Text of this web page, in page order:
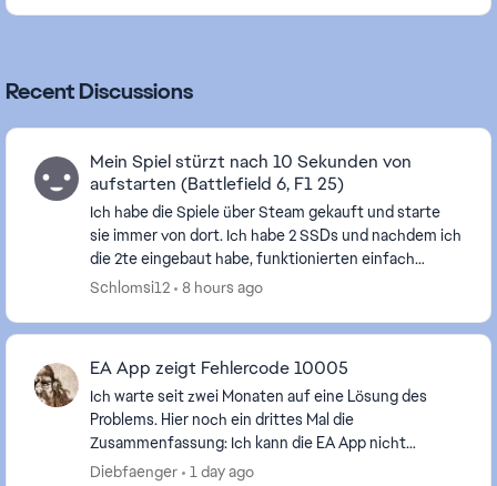
Recent Discussions
Mein Spiel stürzt nach 10 Sekunden von
aufstarten (Battlefield 6, F1 25)
Ich habe die Spiele über Steam gekauft und starte
sie immer von dort. Ich habe 2 SSDs und nachdem ich
die 2te eingebaut habe, funktionierten einfach
Battlefield 6 und F1 25 (mit F1 26 DLC) nicht mehr...
Schlomsi12 8 hours ago
EA App zeigt Fehlercode 10005
Ich warte seit zwei Monaten auf eine Lösung des
Problems. Hier noch ein drittes Mal die
Zusammenfassung: Ich kann die EA App nicht
starten. Es erscheint Fehlercode 10005. Was ich
Diebfaenger 1 day ago